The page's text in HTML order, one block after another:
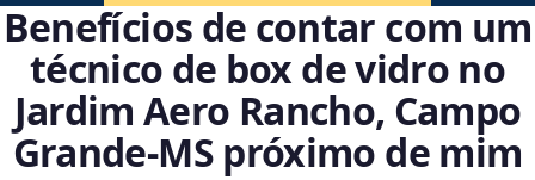
Benefícios de contar com um
técnico de box de vidro no
Jardim Aero Rancho, Campo
Grande‑MS próximo de mim